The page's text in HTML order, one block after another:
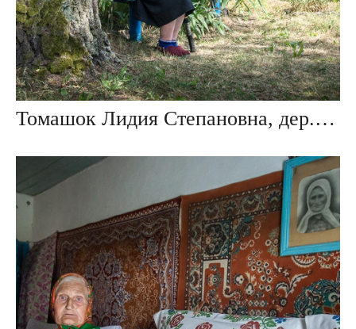
Томашок Лидия Степановна, дер. Мокраны, Беларусь